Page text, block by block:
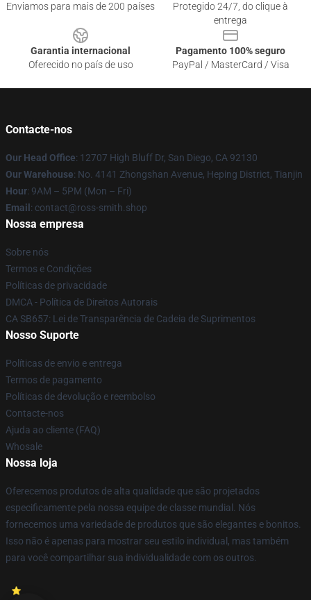
Enviamos para mais de 200 países
Protegido 24/7, do clique à
entrega
Garantia internacional
Oferecido no país de uso
Pagamento 100% seguro
PayPal / MasterCard / Visa
Contacte-nos
Our Head Office: 12707 High Bluff Dr, San Diego, CA 92130
Our Warehouse: No. 4141 Zhongshan Avenue, Heping District, Tianjin
Hour: 9AM – 5PM (Mon – Fri)
Email : contact@ross-smith.shop
Nossa empresa
Sobre nós
Termos e Condições
Políticas de privacidade
DMCA - Política de Direitos Autorais
CA SB657: Lei de Transparência de Cadeia de Suprimentos
Nosso Suporte
Políticas de envio e entrega
Termos de pagamento
Políticas de devolução e reembolso
Contacte-nos
Ajuda ao cliente (FAQ)
Whosale
Nossa loja
Oferecemos produtos de alta qualidade que são projetados
especificamente pela nossa equipe de classe mundial. Nós
fornecemos uma variedade de produtos que são elegantes e bonitos.
Isso não é apenas para mostrar seu estilo individual, mas também
para você compartilhar sua individualidade com os outros.